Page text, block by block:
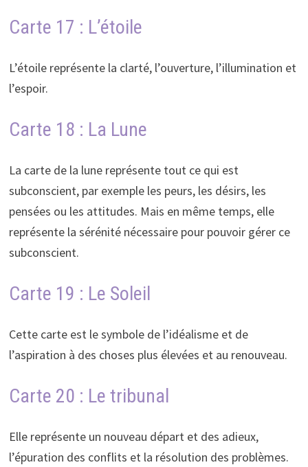
Carte 17 : L’étoile
L’étoile représente la clarté, l’ouverture, l’illumination et
l’espoir.
Carte 18 : La Lune
La carte de la lune représente tout ce qui est
subconscient, par exemple les peurs, les désirs, les
pensées ou les attitudes. Mais en même temps, elle
représente la sérénité nécessaire pour pouvoir gérer ce
subconscient.
Carte 19 : Le Soleil
Cette carte est le symbole de l’idéalisme et de
l’aspiration à des choses plus élevées et au renouveau.
Carte 20 : Le tribunal
Elle représente un nouveau départ et des adieux,
l’épuration des conflits et la résolution des problèmes.